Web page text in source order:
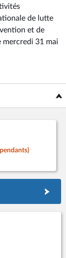
de lutte
et de
mercredi 31 mai